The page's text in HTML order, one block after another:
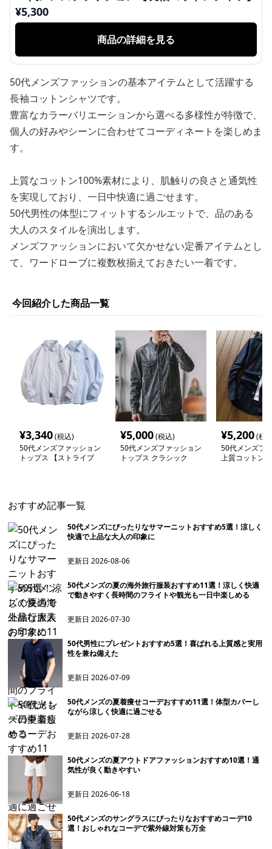
¥5,300
商品の詳細を見る
50代メンズファッションの基本アイテムとして活躍する
長袖コットンシャツです。
豊富なカラーバリエーションから選べる多様性が特徴で、
個人の好みやシーンに合わせてコーディネートを楽しめま
す。
上質なコットン100%素材により、肌触りの良さと通気性
を実現しており、一日中快適に過ごせます。
50代男性の体型にフィットするシルエットで、品のある
大人のスタイルを演出します。
メンズファッションにおいて欠かせない定番アイテムとし
て、ワードローブに複数枚揃えておきたい一着です。
今回紹介した商品一覧
¥3,340(税込)
50代メンズファッション
トップス 【ストライプ
¥5,000(税込)
50代メンズファッション
トップス クラシック
¥5,200(税
50代メンズフ
上質コットン
おすすめ記事一覧
50代メンズにぴったりなサマーニットおすすめ5選！涼しく
快適で上品な大人の印象に
更新日2026-08-06
50代メンズの夏の海外旅行服装おすすめ11選！涼しく快適
で動きやすく長時間のフライトや観光も一日中楽しめる
更新日2026-07-30
50代男性にプレゼントおすすめ5選！喜ばれる上質感と実用
性を兼ね備えた
更新日2026-07-09
50代メンズの夏着痩せコーデおすすめ11選！体型カバーし
ながら涼しく快適に過ごせる
更新日2026-07-28
50代メンズの夏アウトドアファッションおすすめ10選！通
気性が良く動きやすい
更新日2026-06-18
50代メンズのサングラスにぴったりなおすすめコーデ10
選！おしゃれなコーデで紫外線対策も万全